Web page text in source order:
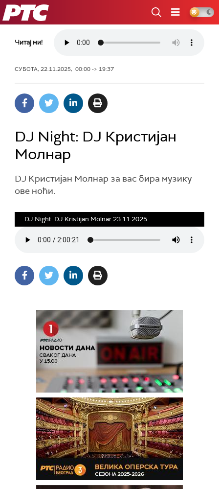
РТС
Читај ми!
СУБОТА, 22.11.2025, 00:00 -> 19:37
DJ Night: DJ Кристијан
Молнар
DJ Кристијан Молнар за вас бира музику
ове ноћи.
DJ Night: DJ Kristijan Molnar 23.11.2025.